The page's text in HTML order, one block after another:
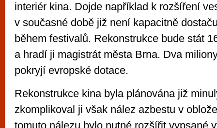
interiér kina. Dojde například k rozšíření
v současné době již není kapacitně
během festivalů. Rekonstrukce bude stát
a hradí ji magistrát města Brna. Dva
pokryjí evropské dotace.
Rekonstrukce kina byla plánována již
zkomplikoval ji však nález azbestu v
tomuto nálezu bylo nutné rozšířit vypsané